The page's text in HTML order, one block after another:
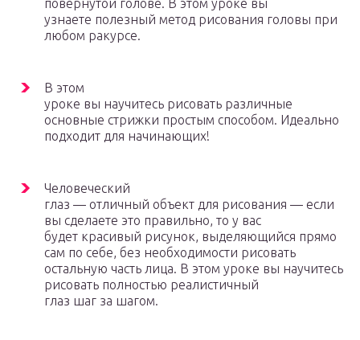
повернутой голове. В этом уроке вы
узнаете полезный метод рисования головы при
любом ракурсе.
В этом
уроке вы научитесь рисовать различные
основные стрижки простым способом. Идеально
подходит для начинающих!
Человеческий
глаз — отличный объект для рисования — если
вы сделаете это правильно, то у вас
будет красивый рисунок, выделяющийся прямо
сам по себе, без необходимости рисовать
остальную часть лица. В этом уроке вы научитесь
рисовать полностью реалистичный
глаз шаг за шагом.